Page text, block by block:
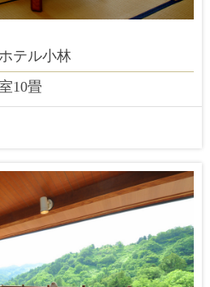
テル小林
10畳